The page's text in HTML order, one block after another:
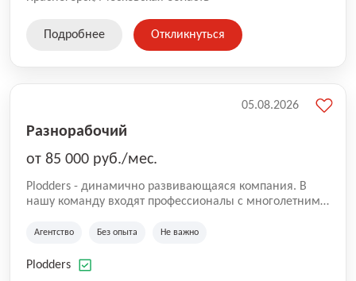
Подробнее Откликнуться
Разнорабочий
от 85 000 руб./мес.
Plodders - динамично развивающаяся компания. В
нашу команду входят профессионалы с многолетним
на рынке аутсорсинга, а накопленный опыт позволяют
оказываемых услуг.
Агентство Без опыта Не важно
Plodders
05.08.2026